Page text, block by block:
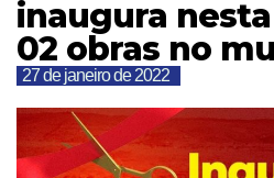
inaugura
02 obras no
27 de janeiro de 2022